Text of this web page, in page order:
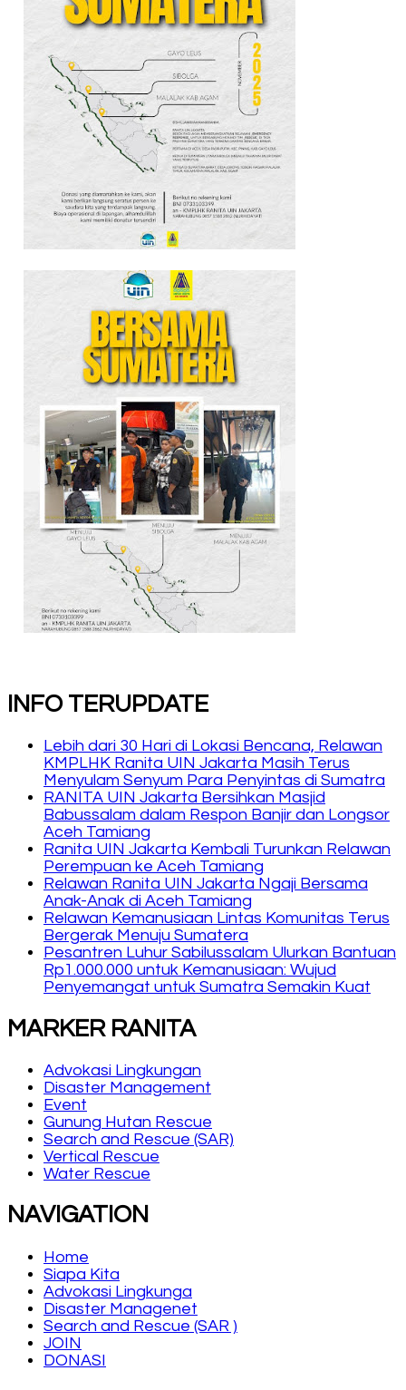
INFO TERUPDATE
Lebih dari 30 Hari di Lokasi Bencana, Relawan
KMPLHK Ranita UIN Jakarta Masih Terus
Menyulam Senyum Para Penyintas di Sumatra
RANITA UIN Jakarta Bersihkan Masjid
Babussalam dalam Respon Banjir dan Longsor
Aceh Tamiang
Ranita UIN Jakarta Kembali Turunkan Relawan
Perempuan ke Aceh Tamiang
Relawan Ranita UIN Jakarta Ngaji Bersama
Anak-Anak di Aceh Tamiang
Relawan Kemanusiaan Lintas Komunitas Terus
Bergerak Menuju Sumatera
Pesantren Luhur Sabilussalam Ulurkan Bantuan
Rp1.000.000 untuk Kemanusiaan: Wujud
Penyemangat untuk Sumatra Semakin Kuat
MARKER RANITA
Advokasi Lingkungan
Disaster Management
Event
Gunung Hutan Rescue
Search and Rescue (SAR)
Vertical Rescue
Water Rescue
NAVIGATION
Home
Siapa Kita
Advokasi Lingkunga
Disaster Managenet
Search and Rescue (SAR )
JOIN
DONASI